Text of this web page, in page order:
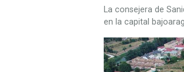
La consejera de
en la capital